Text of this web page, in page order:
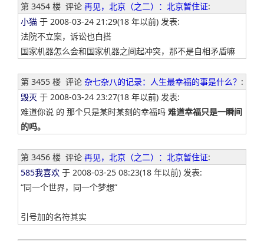
第 3454 楼 评论 再见，北京（之二）：北京暂住证:
小猫 于 2008-03-24 21:29(18 年以前) 发表:
法院不立案，诉讼也白搭
国家机器怎么会和国家机器之间起冲突，那不是自相矛盾嘛
第 3455 楼 评论 杂七杂八的记录：人生最幸福的事是什么？ :
毁灭 于 2008-03-24 23:27(18 年以前) 发表:
难道你说 的 那个只是某时某刻的幸福吗 难道幸福只是一瞬间
的吗。
第 3456 楼 评论 再见，北京（之二）：北京暂住证:
585我喜欢 于 2008-03-25 08:23(18 年以前) 发表:
“同一个世界，同一个梦想”
引号加的名符其实